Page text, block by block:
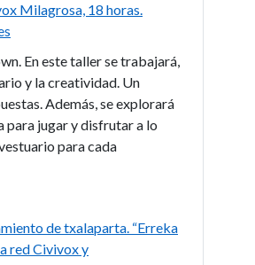
Milagrosa, 18 horas.
En este taller se trabajará,
y la creatividad. Un
Además, se explorará
para jugar y disfrutar a lo
para cada
de txalaparta. “Erreka
red Civivox y